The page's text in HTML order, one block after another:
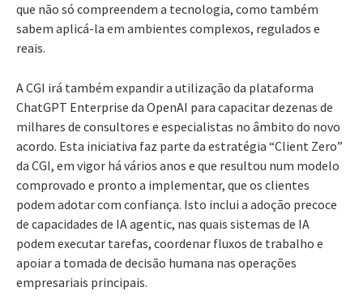
que não só compreendem a tecnologia, como também
sabem aplicá-la em ambientes complexos, regulados e
reais.
A CGI irá também expandir a utilização da plataforma
ChatGPT Enterprise da OpenAI para capacitar dezenas de
milhares de consultores e especialistas no âmbito do novo
acordo. Esta iniciativa faz parte da estratégia “Client Zero”
da CGI, em vigor há vários anos e que resultou num modelo
comprovado e pronto a implementar, que os clientes
podem adotar com confiança. Isto inclui a adoção precoce
de capacidades de IA agentic, nas quais sistemas de IA
podem executar tarefas, coordenar fluxos de trabalho e
apoiar a tomada de decisão humana nas operações
empresariais principais.